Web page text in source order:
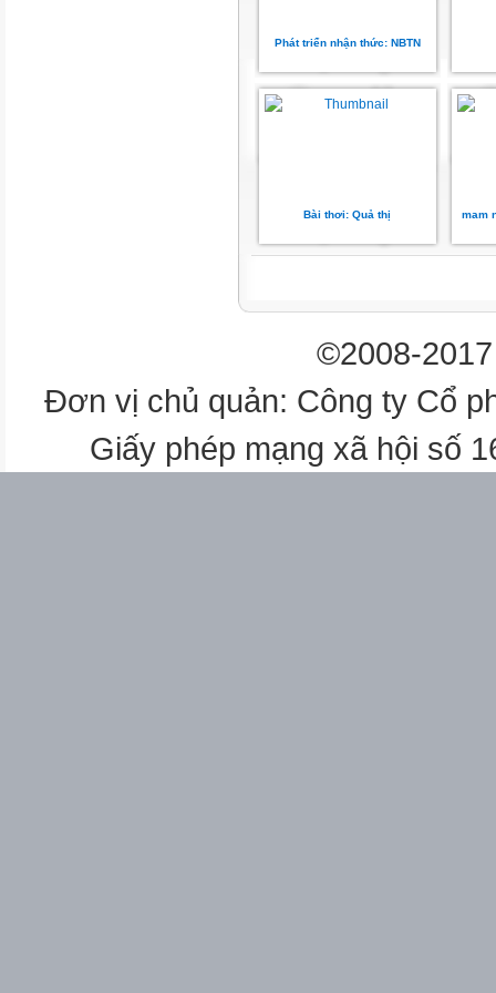
Trong câu chuyện có
End your
Phát triển nhận thức: NBTN
Bài thơi: Quả thị mam
©2008-
Đơn vị chủ quản: Công ty Cổ
Giấy phép mạng xã hội số